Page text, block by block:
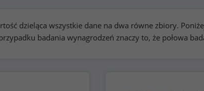
dzieląca wszystkie dane na dwa równe zbiory.
badania wynagrodzeń znaczy to, że połowa